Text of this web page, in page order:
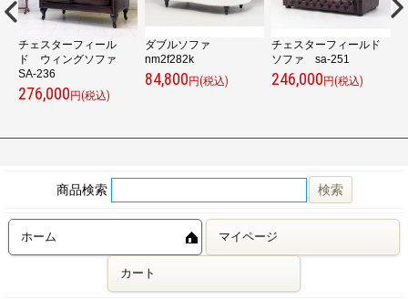
チェスターフィール
ド ウィングソファ
SA-236
276,000円(税込)
ダブルソファ
nm2f282k
84,800円(税込)
チェスターフィールド
ソファ sa-251
246,000円(税込)
商品検索
ホーム マイページ
カート